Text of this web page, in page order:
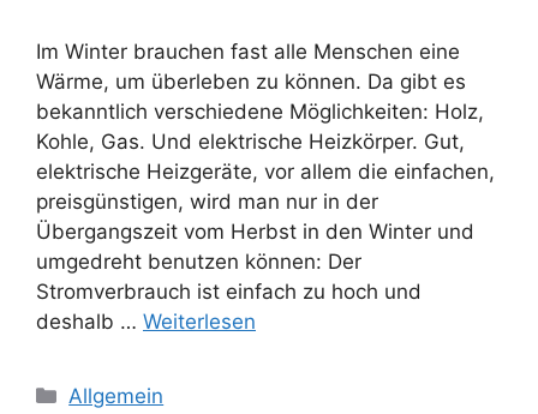
Im Winter brauchen fast alle Menschen eine
Wärme, um überleben zu können. Da gibt es
bekanntlich verschiedene Möglichkeiten: Holz,
Kohle, Gas. Und elektrische Heizkörper. Gut,
elektrische Heizgeräte, vor allem die einfachen,
preisgünstigen, wird man nur in der
Übergangszeit vom Herbst in den Winter und
umgedreht benutzen können: Der
Stromverbrauch ist einfach zu hoch und
deshalb … Weiterlesen
Kategorien
Allgemein